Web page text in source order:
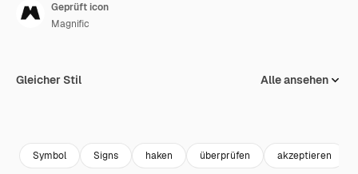
Geprüft icon
Magnific
Gleicher Stil Alle ansehen
Symbol Signs haken überprüfen akzeptieren